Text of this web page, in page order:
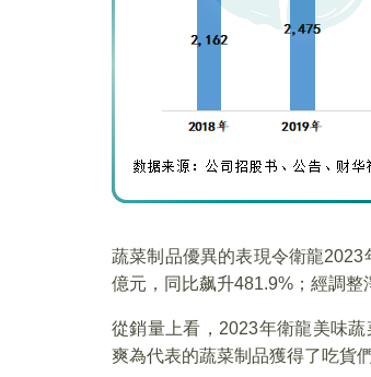
蔬菜制品優異的表現令衛龍
億元，同比飙升481.9%；經調整
從銷量上看，2023年衛龍美味
爽為代表的蔬菜制品獲得了吃貨